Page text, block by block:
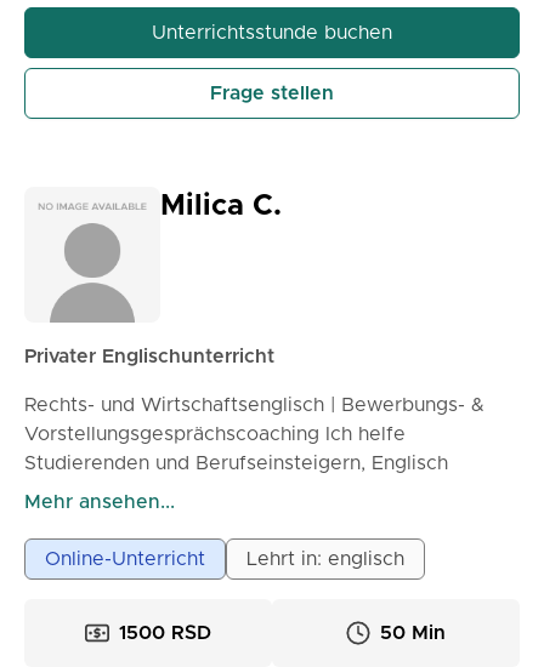
Unterrichtsstunde buchen
Frage stellen
Milica C.
Privater Englischunterricht
Rechts- und Wirtschaftsenglisch | Bewerbungs- &
Vorstellungsgesprächscoaching Ich helfe
Studierenden und Berufseinsteigern, Englisch
selbstbewusst in akademischen und beruflichen
fokussiert und praxisorientiert – egal, ob Sie Ihr
Schreiben verbessern, Bewerbungen vorbereiten
möchten. Was ich anbiete:
Mehr ansehen...
Online-Unterricht Lehrt in: englisch
1500 RSD 50 Min